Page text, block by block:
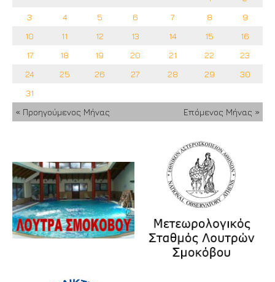
3
4 5 6 7 8
9
10
11 12 13 14 15
16
17
18 19 20 21 22
23
24
25 26 27 28 29
30
31
« Προηγούμενος Μήνας
Επόμενος Μήνας »